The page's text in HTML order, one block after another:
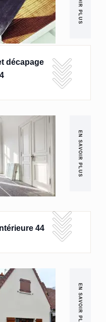
décapage
EN SAVOIR PLUS
44
EN SAVOIR PLUS